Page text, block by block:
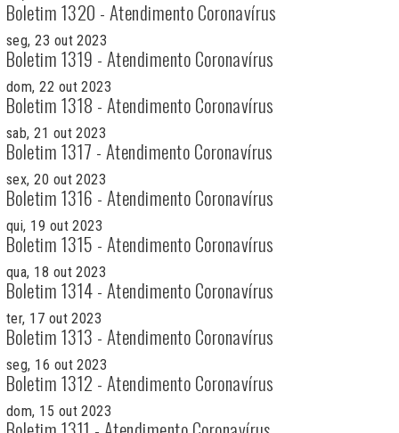
Boletim 1320 - Atendimento Coronavírus
seg, 23 out 2023
Boletim 1319 - Atendimento Coronavírus
dom, 22 out 2023
Boletim 1318 - Atendimento Coronavírus
sab, 21 out 2023
Boletim 1317 - Atendimento Coronavírus
sex, 20 out 2023
Boletim 1316 - Atendimento Coronavírus
qui, 19 out 2023
Boletim 1315 - Atendimento Coronavírus
qua, 18 out 2023
Boletim 1314 - Atendimento Coronavírus
ter, 17 out 2023
Boletim 1313 - Atendimento Coronavírus
seg, 16 out 2023
Boletim 1312 - Atendimento Coronavírus
dom, 15 out 2023